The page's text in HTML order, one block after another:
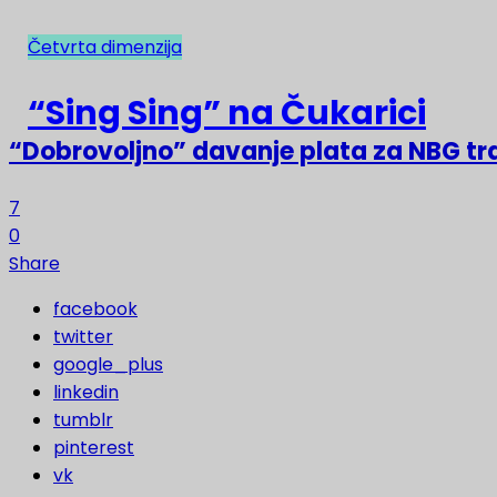
NAJNOVIJE
“Dobrovoljno” davanje plata za NBG
7
0
Share
facebook
twitter
google_plus
linkedin
tumblr
pinterest
vk
Četvrta dimenzija
“Sing Sing” na Čukarici